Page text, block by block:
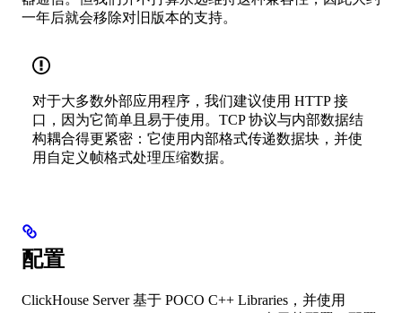
一年后就会移除对旧版本的支持。
对于大多数外部应用程序，我们建议使用 HTTP 接
口，因为它简单且易于使用。TCP 协议与内部数据结
构耦合得更紧密：它使用内部格式传递数据块，并使
用自定义帧格式处理压缩数据。
配置
ClickHouse Server 基于 POCO C++ Libraries，并使用